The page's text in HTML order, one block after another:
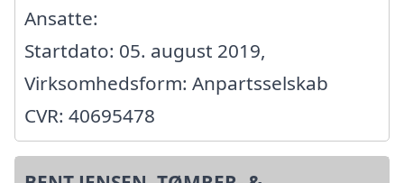
Ansatte:
Startdato: 05. august 2019,
Virksomhedsform: Anpartsselskab
CVR: 40695478